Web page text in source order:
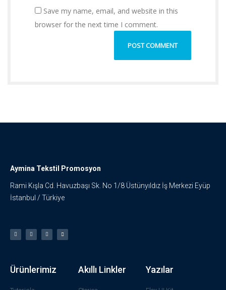
Save my name, email, and website in this
browser for the next time I comment.
Aymina Tekstil Promosyon
Rami Kışla Cd. Havuzbaşı Sk. No 1/8 Üstünyıldız İş Merkezi Eyüp
İstanbul / Türkiye
Ürünlerimiz Akıllı Linkler Yazılar